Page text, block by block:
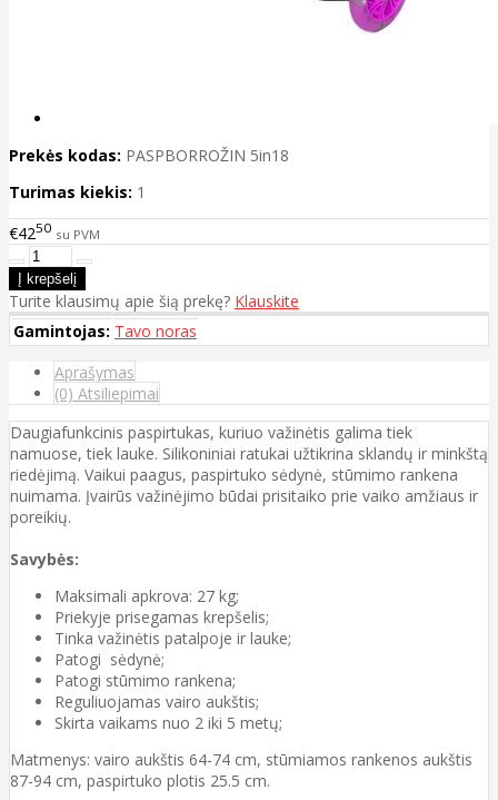
Prekės kodas: PASPBORROŽIN 5in18
Turimas kiekis: 1
€4250 su PVM
Turite klausimų apie šią prekę? Klauskite
Gamintojas: Tavo noras
Aprašymas
(0) Atsiliepimai
Daugiafunkcinis paspirtukas, kuriuo važinėtis galima tiek
namuose, tiek lauke. Silikoniniai ratukai užtikrina sklandų ir minkštą
riedėjimą. Vaikui paagus, paspirtuko sėdynė, stūmimo rankena
nuimama. Įvairūs važinėjimo būdai prisitaiko prie vaiko amžiaus ir
poreikių.
Savybės:
Maksimali apkrova: 27 kg;
Priekyje prisegamas krepšelis;
Tinka važinėtis patalpoje ir lauke;
Patogi sėdynė;
Patogi stūmimo rankena;
Reguliuojamas vairo aukštis;
Skirta vaikams nuo 2 iki 5 metų;
Matmenys: vairo aukštis 64-74 cm, stūmiamos rankenos aukštis
87-94 cm, paspirtuko plotis 25.5 cm.